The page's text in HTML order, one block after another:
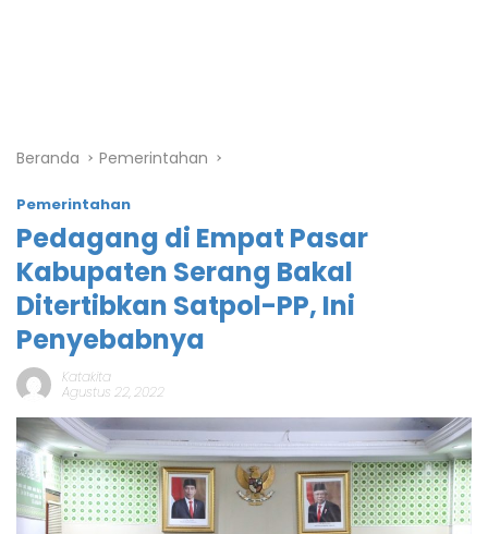
Beranda Pemerintahan
Pemerintahan
Pedagang di Empat Pasar
Kabupaten Serang Bakal
Ditertibkan Satpol-PP, Ini
Penyebabnya
Katakita
Agustus 22, 2022